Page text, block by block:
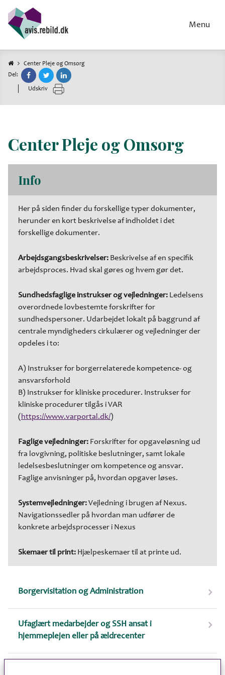
hovedindhold
Menu
Brødkrumme
Center Pleje og Omsorg
Del:
Udskriv
Borgervisitation og Administration
Ufaglært medarbejder og SSH ansat i
hjemmeplejen eller på ældrecenter
Center Pleje og Omsorg
Info
Her på siden finder du forskellige typer dokumenter,
herunder en kort beskrivelse af indholdet i det
forskellige dokumenter.
Arbejdsgangsbeskrivelser: Beskrivelse af en specifik
arbejdsproces. Hvad skal gøres og hvem gør det.
Sundhedsfaglige instrukser og vejledninger: Ledelsens
overordnede lovbestemte forskrifter for
sundhedspersoner. Udarbejdet lokalt på baggrund af
centrale myndigheders cirkulærer og vejledninger der
opdeles i to:
A) Instrukser for borgerrelaterede kompetence- og
ansvarsforhold
B) Instrukser for kliniske procedurer. Instrukser for
kliniske procedurer tilgås i VAR
(https://www.varportal.dk/)
Faglige vejledninger: Forskrifter for opgaveløsning ud
fra lovgivning, politiske beslutninger, samt lokale
ledelsesbeslutninger om kompetence og ansvar.
Faglige anvisninger på, hvordan opgaver løses.
Systemvejledninger:Vejledning i brugen af Nexus.
Navigationssedler på hvordan man udfører de
konkrete arbejdsprocesser i Nexus
Skemaer til print: Hjælpeskemaer til at printe ud.